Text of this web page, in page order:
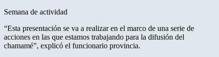
Semana de actividad
“Esta presentación se va a realizar en el marco de una serie de
acciones en las que estamos trabajando para la difusión del
chamamé”, explicó el funcionario provincia.